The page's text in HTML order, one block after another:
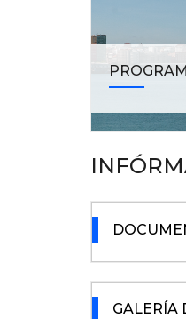
GALERÍA